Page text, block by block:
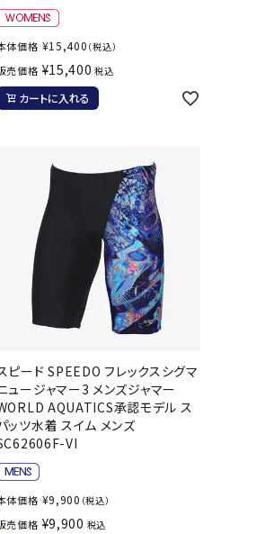
体価格 ¥15,400 （税込）
売価格 ¥15,400 税込
カートに入れる
ピード SPEEDO フレックスシグマ
ュージャマー3 メンズジャマー
AQUATICS承認モデル ス
ッツ水着 スイム メンズ
VI
体価格 ¥9,900 （税込）
売価格 ¥9,900 税込